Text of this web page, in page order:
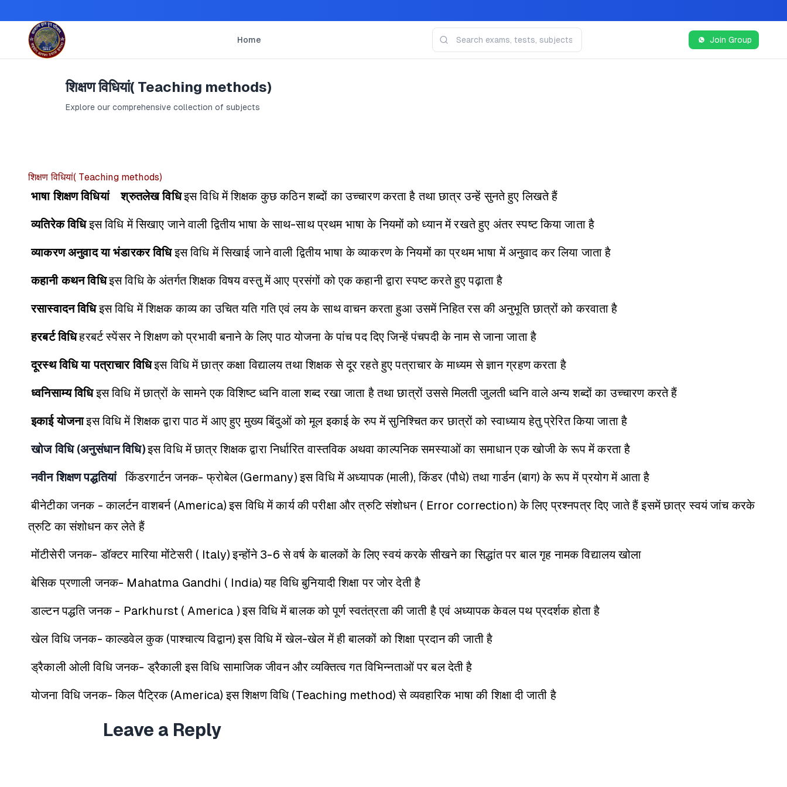
Home Join Group
शिक्षण विधियां( Teaching methods)
Explore our comprehensive collection of subjects
शिक्षण विधियां( Teaching methods)
भाषा शिक्षण विधियां श्रुतलेख विधिइस विधि में शिक्षक कुछ कठिन शब्दों का उच्चारण करता है तथा छात्र उन्हें सुनते हुए लिखते हैं
व्यतिरेक विधिइस विधि में सिखाए जाने वाली द्वितीय भाषा के साथ-साथ प्रथम भाषा के नियमों को ध्यान में रखते हुए अंतर स्पष्ट किया जाता है
व्याकरण अनुवाद या भंडारकर विधिइस विधि में सिखाई जाने वाली द्वितीय भाषा के व्याकरण के नियमों का प्रथम भाषा में अनुवाद कर लिया जाता है
कहानी कथन विधिइस विधि के अंतर्गत शिक्षक विषय वस्तु में आए प्रसंगों को एक कहानी द्वारा स्पष्ट करते हुए पढ़ाता है
रसास्वादन विधिइस विधि में शिक्षक काव्य का उचित यति गति एवं लय के साथ वाचन करता हुआ उसमें निहित रस की अनुभूति छात्रों को करवाता है
हरबर्ट विधिहरबर्ट स्पेंसर ने शिक्षण को प्रभावी बनाने के लिए पाठ योजना के पांच पद दिए जिन्हें पंचपदी के नाम से जाना जाता है
दूरस्थ विधि या पत्राचार विधिइस विधि में छात्र कक्षा विद्यालय तथा शिक्षक से दूर रहते हुए पत्राचार के माध्यम से ज्ञान ग्रहण करता है
ध्वनिसाम्य विधिइस विधि में छात्रों के सामने एक विशिष्ट ध्वनि वाला शब्द रखा जाता है तथा छात्रों उससे मिलती जुलती ध्वनि वाले अन्य शब्दों का उच्चारण करते हैं
इकाई योजनाइस विधि में शिक्षक द्वारा पाठ में आए हुए मुख्य बिंदुओं को मूल इकाई के रुप में सुनिश्चित कर छात्रों को स्वाध्याय हेतु प्रेरित किया जाता है
खोज विधि (अनुसंधान विधि)इस विधि में छात्र शिक्षक द्वारा निर्धारित वास्तविक अथवा काल्पनिक समस्याओं का समाधान एक खोजी के रूप में करता है
नवीन शिक्षण पद्धतियां किंडरगार्टन जनक- फ्रोबेल (Germany) इस विधि में अध्यापक (माली), किंडर (पौधे) तथा गार्डन (बाग) के रूप में प्रयोग में आता है
बीनेटीका जनक - कालर्टन वाशबर्न (America) इस विधि में कार्य की परीक्षा और त्रुटि संशोधन ( Error correction) के लिए प्रश्नपत्र दिए जाते हैं इसमें छात्र स्वयं जांच करके
त्रुटि का संशोधन कर लेते हैं
मोंटीसेरी जनक- डॉक्टर मारिया मोंटेसरी ( Italy) इन्होंने 3-6 से वर्ष के बालकों के लिए स्वयं करके सीखने का सिद्धांत पर बाल गृह नामक विद्यालय खोला
बेसिक प्रणाली जनक- Mahatma Gandhi ( India) यह विधि बुनियादी शिक्षा पर जोर देती है
डाल्टन पद्धति जनक - Parkhurst ( America ) इस विधि में बालक को पूर्ण स्वतंत्रता की जाती है एवं अध्यापक केवल पथ प्रदर्शक होता है
खेल विधि जनक- काल्डवेल कुक (पाश्चात्य विद्वान) इस विधि में खेल-खेल में ही बालकों को शिक्षा प्रदान की जाती है
ड्रैकाली ओली विधि जनक- ड्रैकाली इस विधि सामाजिक जीवन और व्यक्तित्व गत विभिन्नताओं पर बल देती है
योजना विधि जनक- किल पैट्रिक (America) इस शिक्षण विधि (Teaching method) से व्यवहारिक भाषा की शिक्षा दी जाती है
Leave a Reply